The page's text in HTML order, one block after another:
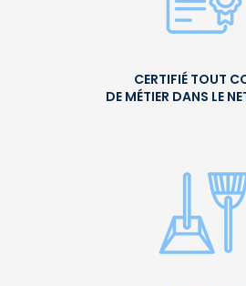
CERTIFIÉ TOUT
DE MÉTIER DANS LE